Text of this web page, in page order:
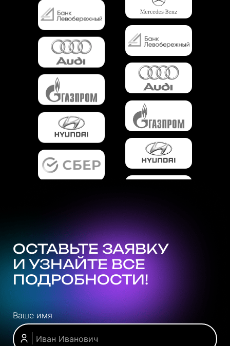
ОСТАВЬТЕ ЗАЯВКУ
И УЗНАЙТЕ ВСЕ
ПОДРОБНОСТИ!
Ваше имя